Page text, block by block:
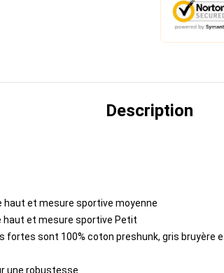
Description
haut et mesure sportive moyenne
haut et mesure sportive Petit
fortes sont 100% coton preshunk, gris
une robustesse